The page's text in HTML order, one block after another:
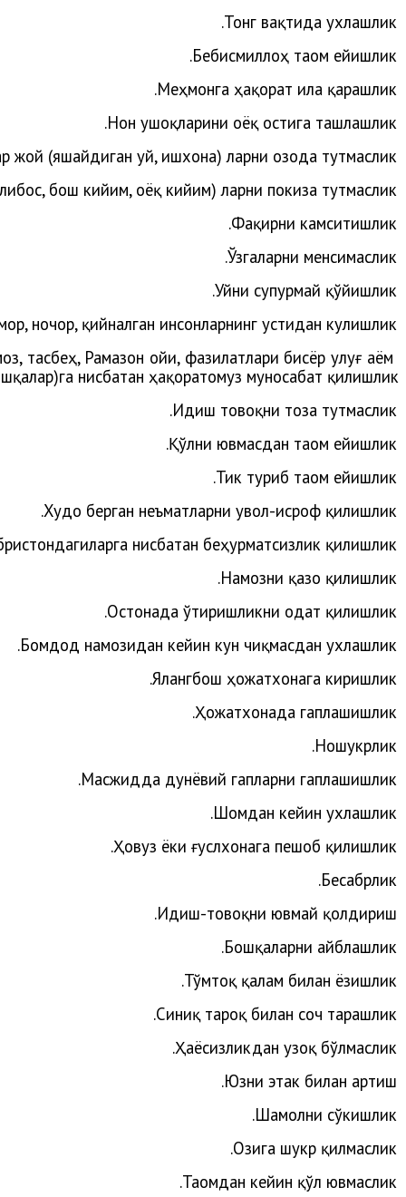
Тонг вақтида ухлашлик
.
Бебисмиллоҳ таом ейишлик
.
Меҳмонга ҳақорат ила қарашлик
.
Нон ушоқларини оёқ остига ташлашлик.
жой (яшайдиган уй, ишхона) ларни озода тутмаслик.
бош кийим, оёқ кийим) ларни покиза тутмаслик.
Фақирни камситишлик
.
Ўзгаларни менсимаслик.
Уйни супурмай қўйишлик.
ночор, қийналган инсонларнинг устидан кулишлик.
тасбеҳ, Рамазон ойи, фазилатлари бисёр улуғ аём
нисбатан ҳақоратомуз муносабат қилишлик.
Идиш товоқни тоза тутмаслик
.
Қўлни ювмасдан таом ейишлик.
Тик туриб таом ейишлик
.
Худо берган неъматларни увол-исроф қилишлик.
нисбатан беҳурматсизлик қилишлик.
Намозни қазо қилишлик
.
Остонада ўтиришликни одат қилишлик
.
Бомдод намозидан кейин кун чиқмасдан ухлашлик
.
Ялангбош ҳожатхонага киришлик
.
Ҳожатхонада гаплашишлик
.
Ношукрлик.
Масжидда дунёвий гапларни гаплашишлик
.
Шомдан кейин ухлашлик
.
Ҳовуз ёки ғуслхонага пешоб қилишлик
.
Бесабрлик.
Идиш-товоқни ювмай қолдириш.
Бошқаларни айблашлик.
Тўмтоқ қалам билан ёзишлик
.
Синиқ тароқ билан соч тарашлик
.
Ҳаёсизликдан узоқ бўлмаслик.
Юзни этак билан артиш.
Шамолни сўкишлик.
Озига шукр қилмаслик.
Таомдан кейин қўл ювмаслик.